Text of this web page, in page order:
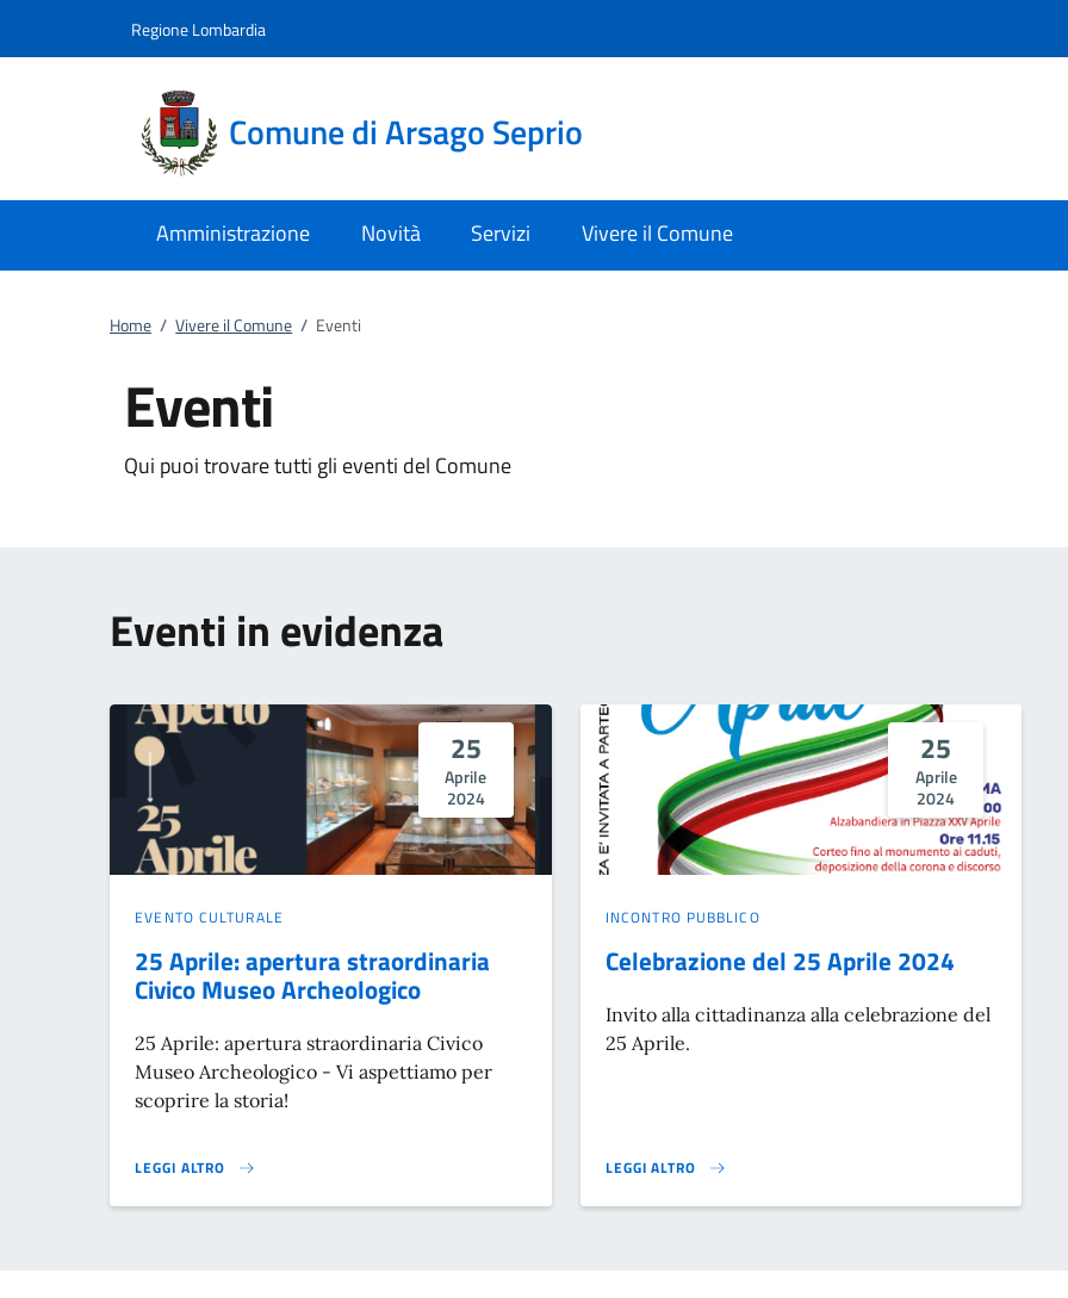
Regione Lombardia
Comune di Arsago Seprio
Amministrazione Novità Servizi Vivere il Comune
Home / Vivere il Comune / Eventi
Eventi
Qui puoi trovare tutti gli eventi del Comune
Eventi in evidenza
25
Aprile
2024
EVENTO CULTURALE
25 Aprile: apertura straordinaria
Civico Museo Archeologico
25 Aprile: apertura straordinaria Civico
Museo Archeologico - Vi aspettiamo per
scoprire la storia!
LEGGI ALTRO
25 APRILE: APERTURA STRAORDINARIA CIVICO MUSEO ARCHEOLOGICO}
25
Aprile
2024
INCONTRO PUBBLICO
Celebrazione del 25 Aprile 2024
Invito alla cittadinanza alla celebrazione del
25 Aprile.
LEGGI ALTRO
CELEBRAZIONE DEL 25 APRILE 2024}